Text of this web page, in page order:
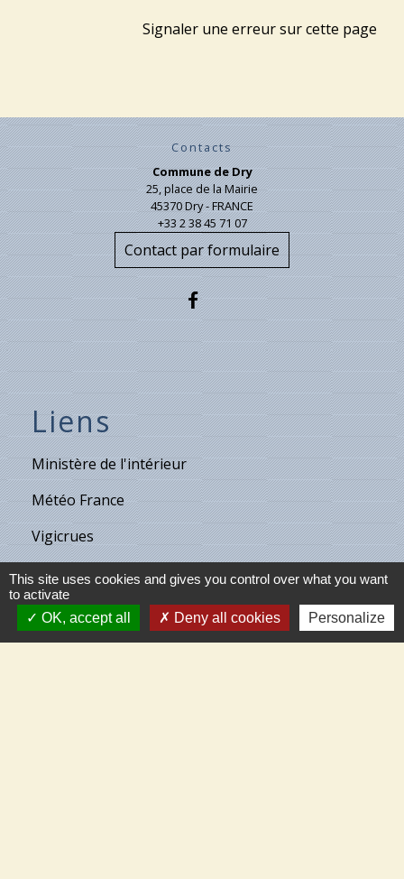
Signaler une erreur sur cette page
Contacts
Commune de Dry
25, place de la Mairie
45370 Dry - FRANCE
+33 2 38 45 71 07
Contact par formulaire
Liens
Ministère de l'intérieur
Météo France
Vigicrues
Son & Lumières de Cléry
Maison de retraite de Villecante
This site uses cookies and gives you control over what you want
to activate
OK, accept all
Deny all cookies Personalize